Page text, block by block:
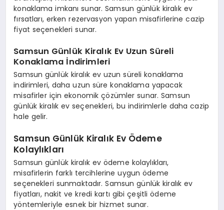
konaklama imkanı sunar. Samsun günlük kiralık ev
fırsatları, erken rezervasyon yapan misafirlerine cazip
fiyat seçenekleri sunar.
Samsun Günlük Kiralık Ev Uzun Süreli
Konaklama İndirimleri
Samsun günlük kiralık ev uzun süreli konaklama
indirimleri, daha uzun süre konaklama yapacak
misafirler için ekonomik çözümler sunar. Samsun
günlük kiralık ev seçenekleri, bu indirimlerle daha cazip
hale gelir.
Samsun Günlük Kiralık Ev Ödeme
Kolaylıkları
Samsun günlük kiralık ev ödeme kolaylıkları,
misafirlerin farklı tercihlerine uygun ödeme
seçenekleri sunmaktadır. Samsun günlük kiralık ev
fiyatları, nakit ve kredi kartı gibi çeşitli ödeme
yöntemleriyle esnek bir hizmet sunar.